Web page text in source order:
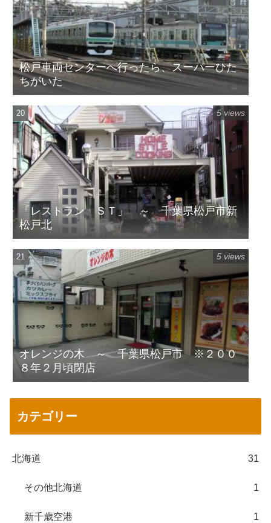
松戸車両センターへ行ったら、スーパーひた
ちがいた
「レストラン ＳＴ」 ～ 千葉県松戸市新
松戸北
5 views
オレンジの木 ～ 千葉県松戸市 ※２００
８年２月頃閉店
5 views
カテゴリー
北海道 31
その他北海道 1
新千歳空港 1